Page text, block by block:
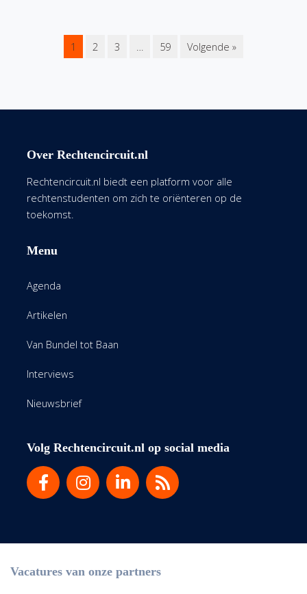
1 2 3 … 59 Volgende »
Over Rechtencircuit.nl
Rechtencircuit.nl biedt een platform voor alle
rechtenstudenten om zich te oriënteren op de
toekomst.
Menu
Agenda
Artikelen
Van Bundel tot Baan
Interviews
Nieuwsbrief
Volg Rechtencircuit.nl op social media
Vacatures van onze partners